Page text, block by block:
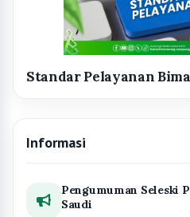
Informasi
Pengumuman Seleski
Saudi